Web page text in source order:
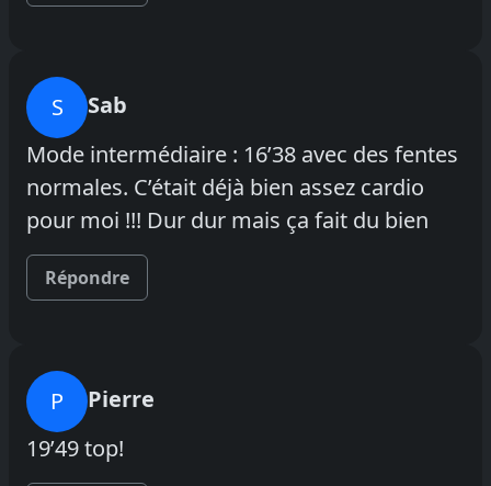
S
Sab
Mode intermédiaire : 16’38 avec des fentes
normales. C’était déjà bien assez cardio
pour moi !!! Dur dur mais ça fait du bien
Répondre
P
Pierre
19’49 top!